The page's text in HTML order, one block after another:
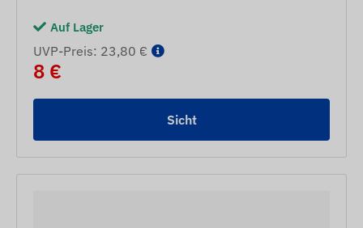
Auf Lager
UVP-Preis: 23,80 €
8 €
Sicht